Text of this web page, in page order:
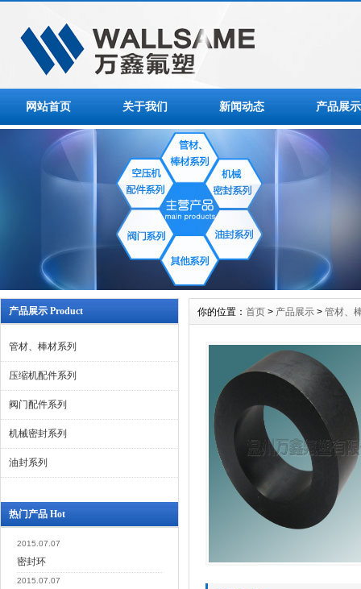
网站首页 关于我们 新闻动态 产品展示
产品展示 Product
管材、棒材系列
压缩机配件系列
阀门配件系列
机械密封系列
油封系列
热门产品 Hot
2015.07.07
密封环
2015.07.07
你的位置： 首页 > 产品展示 > 管材、